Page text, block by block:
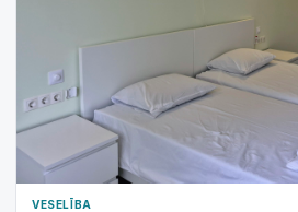
VESELĪBA